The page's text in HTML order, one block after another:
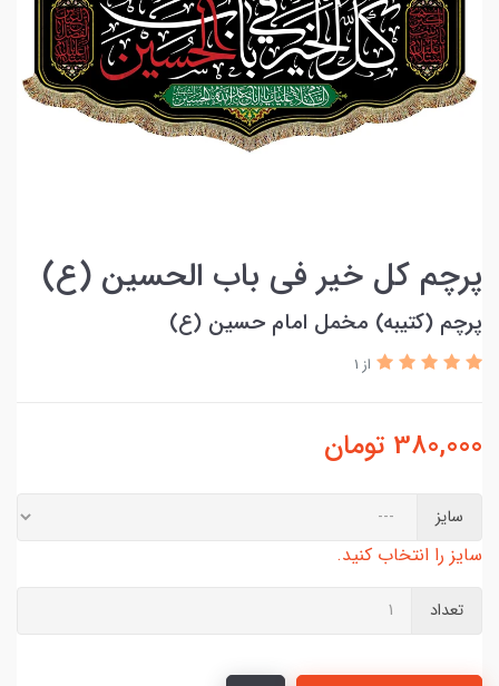
پرچم کل خیر فی باب الحسین (ع)
پرچم (کتیبه) مخمل امام حسین (ع)
از 1
380,000 تومان
سایز
سایز را انتخاب کنید.
تعداد